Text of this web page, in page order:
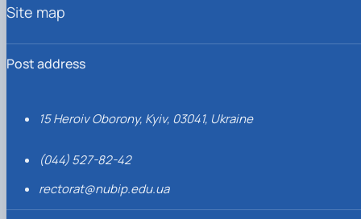
Post address
15 Heroiv Oborony, Kyiv, 03041, Ukraine
(044) 527-82-42
rectorat@nubip.edu.ua
Site map